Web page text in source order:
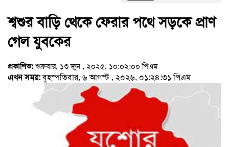
শ্বশুর বাড়ি থেকে ফেরার পথে সড়কে প্রাণ
গেল যুবকের
প্রকাশিত: শুক্রবার, ১৩ জুন , ২০২৫, ১০:০২:০০ পিএম
এখন সময়:বৃহস্পতিবার, ৬ আগস্ট , ২০২৬, ০১:২৪:৩১ পিএম